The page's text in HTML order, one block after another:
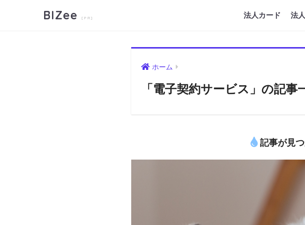
BIZee 法人カード 法
ホーム
「電子契約サービス」の記事
記事が見つ